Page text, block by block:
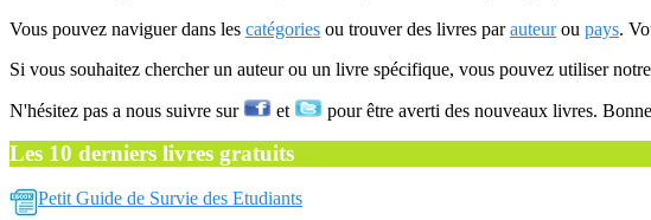
Vous pouvez naviguer dans les catégories ou trouver des livres parauteurou pays.
Si vous souhaitez chercher un auteur ou un livre spécifique, vous pouvez utiliser
N'hésitez pas a nous suivre sur et pour être averti des nouveaux livres.
Les 10 derniers livres gratuits
Petit Guide de Survie des Etudiants